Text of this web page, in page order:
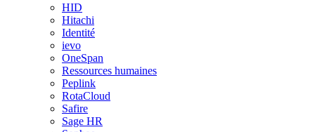
HID
Hitachi
Identité
ievo
OneSpan
Ressources humaines
Peplink
RotaCloud
Safire
Sage HR